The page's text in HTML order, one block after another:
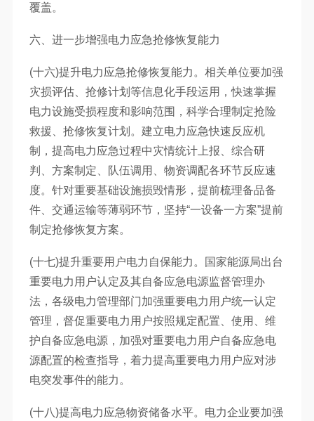
覆盖。
六、进一步增强电力应急抢修恢复能力
(十六)提升电力应急抢修恢复能力。相关单位要加强
灾损评估、抢修计划等信息化手段运用，快速掌握
电力设施受损程度和影响范围，科学合理制定抢险
救援、抢修恢复计划。建立电力应急快速反应机
制，提高电力应急过程中灾情统计上报、综合研
判、方案制定、队伍调用、物资调配各环节反应速
度。针对重要基础设施损毁情形，提前梳理备品备
件、交通运输等薄弱环节，坚持“一设备一方案”提前
制定抢修恢复方案。
(十七)提升重要用户电力自保能力。国家能源局出台
重要电力用户认定及其自备应急电源监督管理办
法，各级电力管理部门加强重要电力用户统一认定
管理，督促重要电力用户按照规定配置、使用、维
护自备应急电源，加强对重要电力用户自备应急电
源配置的检查指导，着力提高重要电力用户应对涉
电突发事件的能力。
(十八)提高电力应急物资储备水平。电力企业要加强